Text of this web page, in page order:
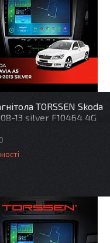
TORSSEN Skoda
13 silver F10464 4G